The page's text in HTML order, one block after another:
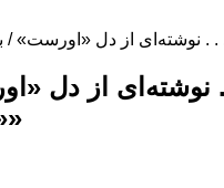
از دل
«کاظم گیلان‌پور»